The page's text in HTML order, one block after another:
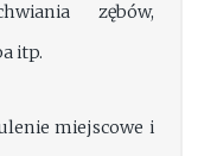
zębów,
itp.
miejscowe i